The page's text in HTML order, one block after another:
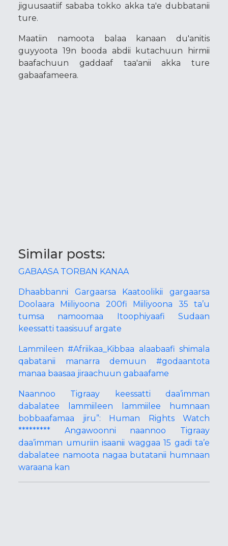
jiguusaatiif sababa tokko akka ta'e dubbatanii
ture.
Maatiin namoota balaa kanaan du'anitis
guyyoota 19n booda abdii kutachuun hirmii
baafachuun gaddaaf taa'anii akka ture
gabaafameera.
Similar posts:
GABAASA TORBAN KANAA
Dhaabbanni Gargaarsa Kaatoolikii gargaarsa
Doolaara Miiliyoona 200fi Miiliyoona 35 ta’u
tumsa namoomaa Itoophiyaafi Sudaan
keessatti taasisuuf argate
Lammileen #Afriikaa_Kibbaa alaabaafi shimala
qabatanii manarra demuun #godaantota
manaa baasaa jiraachuun gabaafame
Naannoo Tigraay keessatti daa’imman
dabalatee lammiileen lammiilee humnaan
bobbaafamaa jiru”: Human Rights Watch
********* Angawoonni naannoo Tigraay
daa’imman umuriin isaanii waggaa 15 gadi ta’e
dabalatee namoota nagaa butatanii humnaan
waraana kan